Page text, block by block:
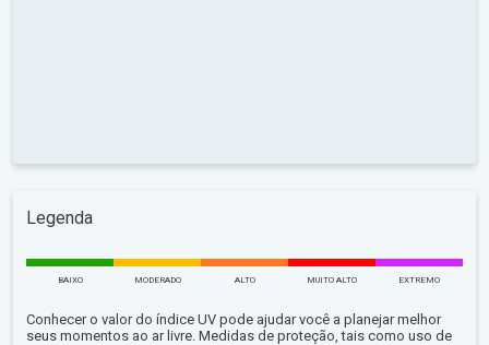
Legenda
BAIXO MODERADO ALTO MUITO ALTO EXTREMO
Conhecer o valor do índice UV pode ajudar você a planejar melhor
seus momentos ao ar livre. Medidas de proteção, tais como uso de